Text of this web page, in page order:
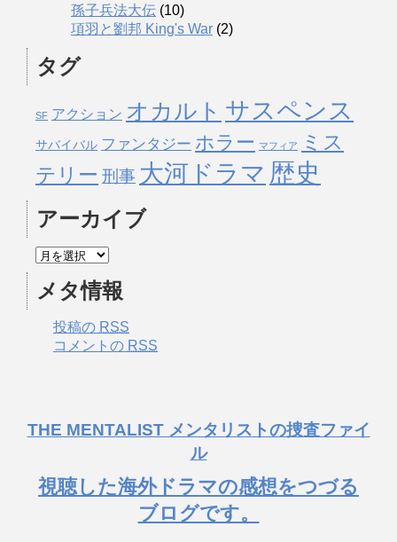
孫子兵法大伝 (10)
項羽と劉邦 King's War (2)
タグ
SF アクション オカルト サスペンス
サバイバル ファンタジー ホラー マフィア
ミス
テリー 刑事 大河ドラマ 歴史
アーカイブ
メタ情報
投稿の RSS
コメントの RSS
THE MENTALIST メンタリストの捜査ファイ
ル
視聴した海外ドラマの感想をつづる
ブログです。